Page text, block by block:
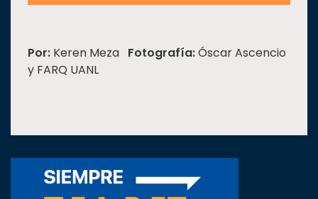
Por: Keren Meza Fotografía:Óscar Ascencio
y FARQ UANL